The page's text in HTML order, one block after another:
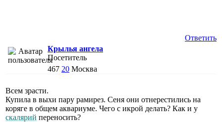
Ответить
Крылья ангела
Посетитель
467 20 Москва
Всем зрасти.
Купила в выхи пару рамирез. Сеня они отнерестились на
коряге в общем аквариуме. Чего с икрой делать? Как и у
скалярий переносить?